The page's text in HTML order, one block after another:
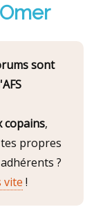
sont
copains,
propres
?
vite !